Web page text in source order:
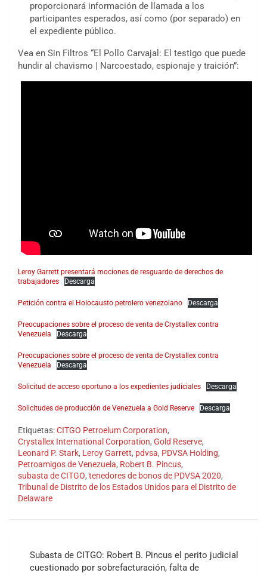
proporcionará información de llamada a los
participantes esperados, así como (por separado) en
el expediente público.
Vea en Sin Filtros “El Pollo Carvajal: El testigo que puede
hundir al chavismo | Narcoestado, espionaje y traición”:
Leroy Garrett presentará mociones de resguardo de derechos de
trabajadores
Descarga
Petición contra el Holocausto petrolero venezolano Descarga
Preocupaciones sobre el proceso de venta de Crystallex contra
Venezuela
Descarga
Preocupaciones sobre el proceso de venta de Crystallex contra
Venezuela
Descarga
Solicitud de acceso oportuno a los expedientes judiciales Descarga
Solicitudes de producción de Venezuela a Gold Reserve Descarga
Etiquetas:CITGO Petroelum Corporation,
Crystallex International Corporation, Gold Reserve,
Leonard P. Stark, Leroy Garrett, pdvsa, PDVSA Holding,
Petroamigos de Venezuela, Robert B. Pincus,
subasta de CITGO, tenedores de bonos de PDVSA 2020,
Tribunal de Distrito de los Estados Unidos para el Distrito de
Delaware
Subasta de CITGO: Robert B. Pincus el perito judicial
cuestionado por sobrefacturación, falta de